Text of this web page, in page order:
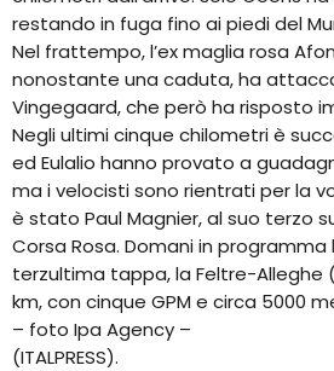
restando in fuga fino ai piedi del
Nel frattempo, l’ex maglia rosa
nonostante una caduta, ha
Vingegaard, che però ha risposto
Negli ultimi cinque chilometri è
ed Eulalio hanno provato a
ma i velocisti sono rientrati per la
è stato Paul Magnier, al suo terzo
Corsa Rosa. Domani in
terzultima tappa, la Feltre-Alleghe
km, con cinque GPM e circa 5000
– foto Ipa Agency –
(ITALPRESS).